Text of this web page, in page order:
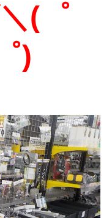
(゜
)